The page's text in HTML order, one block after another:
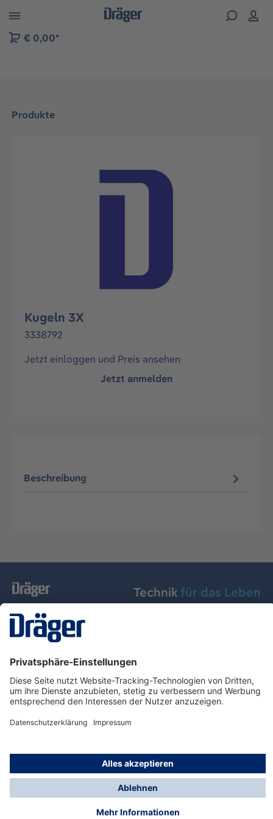
der B2B-Plattform springen
€ 0,00*
Produkte
Bildergalerie überspringen
Kugeln 3X
3338792
Jetzt einloggen und Preis ansehen
Jetzt anmelden
Beschreibung
Technik für das Leben
Dräger Austria GmbH
Über Dräger
Informationen
© Dräger Austria GmbH, 2024
* Alle Preise exkl. gesetzl. Mehrwertsteuer zzgl.
Versandkosten und ggf. Nachnahmegebühren, wenn
nicht anders angegeben.